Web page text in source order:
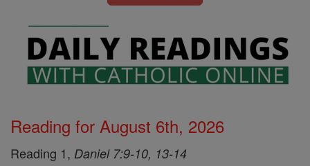
Reading for August 6th, 2026
Reading 1, Daniel 7:9-10, 13-14